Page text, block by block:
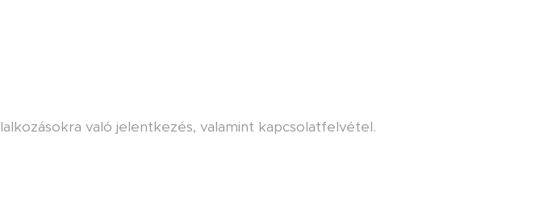
való jelentkezés, valamint kapcsolatfelvétel.